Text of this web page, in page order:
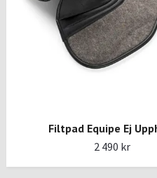
Filtpad Equipe Ej
2 490 kr